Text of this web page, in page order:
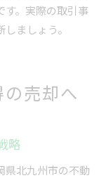
す。実際の取引事
ましょう。
売却へ
略
県北九州市の不動